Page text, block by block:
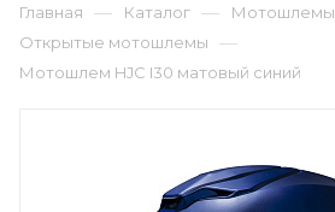
Главная — Каталог — Мотошлемы
Открытые мотошлемы —
Мотошлем HJC I30 матовый синий